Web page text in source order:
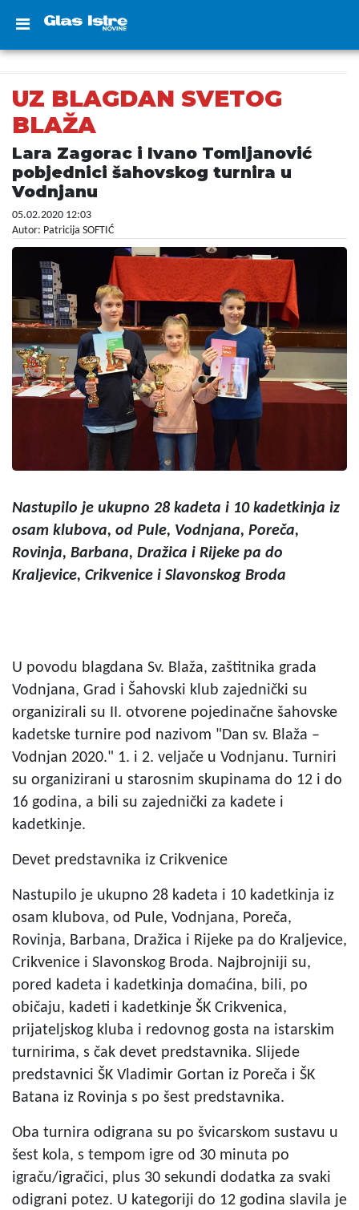
UZ BLAGDAN SVETOG
BLAŽA
Lara Zagorac i Ivano Tomljanović
pobjednici šahovskog turnira u
Vodnjanu
05.02.2020 12:03
Autor: Patricija SOFTIĆ
Nastupilo je ukupno 28 kadeta i 10 kadetkinja iz
osam klubova, od Pule, Vodnjana, Poreča,
Rovinja, Barbana, Dražica i Rijeke pa do
Kraljevice, Crikvenice i Slavonskog Broda
U povodu blagdana Sv. Blaža, zaštitnika grada
Vodnjana, Grad i Šahovski klub zajednički su
organizirali su II. otvorene pojedinačne šahovske
kadetske turnire pod nazivom "Dan sv. Blaža –
Vodnjan 2020." 1. i 2. veljače u Vodnjanu. Turniri
su organizirani u starosnim skupinama do 12 i do
16 godina, a bili su zajednički za kadete i
kadetkinje.
Devet predstavnika iz Crikvenice
Nastupilo je ukupno 28 kadeta i 10 kadetkinja iz
osam klubova, od Pule, Vodnjana, Poreča,
Rovinja, Barbana, Dražica i Rijeke pa do Kraljevice,
Crikvenice i Slavonskog Broda. Najbrojniji su,
pored kadeta i kadetkinja domaćina, bili, po
običaju, kadeti i kadetkinje ŠK Crikvenica,
prijateljskog kluba i redovnog gosta na istarskim
turnirima, s čak devet predstavnika. Slijede
predstavnici ŠK Vladimir Gortan iz Poreča i ŠK
Batana iz Rovinja s po šest predstavnika.
Oba turnira odigrana su po švicarskom sustavu u
šest kola, s tempom igre od 30 minuta po
igraču/igračici, plus 30 sekundi dodatka za svaki
odigrani potez. U kategoriji do 12 godina slavila je